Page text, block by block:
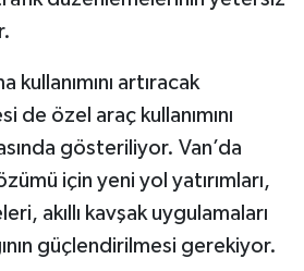
kullanımını artıracak
de özel araç kullanımını
gösteriliyor. Van’da
için yeni yol yatırımları,
akıllı kavşak uygulamaları
güçlendirilmesi gerekiyor.